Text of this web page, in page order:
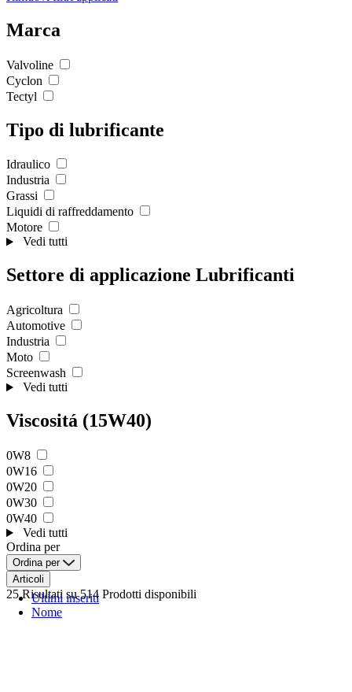
Marca
Valvoline
Cyclon
Tectyl
Tipo di lubrificante
Idraulico
Industria
Grassi
Liquidi di raffreddamento
Motore
Vedi tutti
Settore di applicazione Lubrificanti
Agricoltura
Automotive
Industria
Moto
Screenwash
Vedi tutti
Viscositá (15W40)
0W8
0W16
0W20
0W30
0W40
Vedi tutti
Ordina per
Ordina per
Ultimi inseriti
Nome
Articoli
25 Risultati su 514 Prodotti disponibili